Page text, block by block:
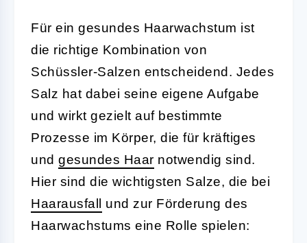
Für ein gesundes Haarwachstum ist
die richtige Kombination von
Schüssler-Salzen entscheidend. Jedes
Salz hat dabei seine eigene Aufgabe
und wirkt gezielt auf bestimmte
Prozesse im Körper, die für kräftiges
und gesundes Haar notwendig sind.
Hier sind die wichtigsten Salze, die bei
Haarausfall
und zur Förderung des
Haarwachstums eine Rolle spielen: